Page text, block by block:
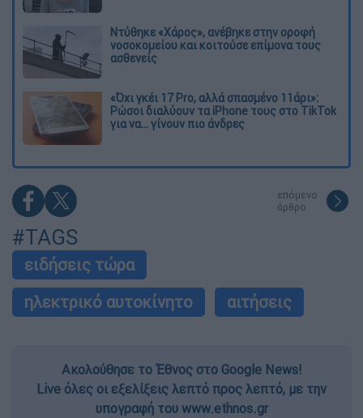
Ντύθηκε «Χάρος», ανέβηκε στην οροφή
νοσοκομείου και κοιτούσε επίμονα τους
ασθενείς
«Όχι γκέι 17 Pro, αλλά σπασμένο 11άρι»:
Ρώσοι διαλύουν τα iPhone τους στο TikTok
για να... γίνουν πιο άνδρες
επόμενο
άρθρο
#TAGS
ειδήσεις τώρα
ηλεκτρικό αυτοκίνητο
αιτήσεις
Ακολούθησε το Έθνος στο Google News!
Live όλες οι εξελίξεις λεπτό προς λεπτό, με την
υπογραφή του www.ethnos.gr